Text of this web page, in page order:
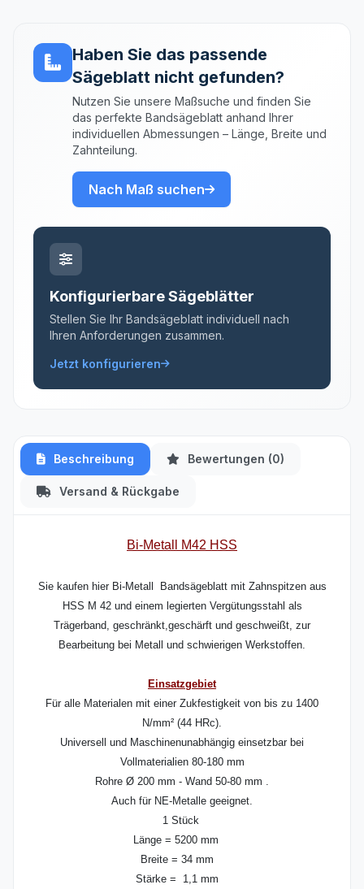
Haben Sie das passende
Sägeblatt nicht gefunden?
Nutzen Sie unsere Maßsuche und finden Sie
das perfekte Bandsägeblatt anhand Ihrer
individuellen Abmessungen – Länge, Breite und
Zahnteilung.
Nach Maß suchen
Konfigurierbare Sägeblätter
Stellen Sie Ihr Bandsägeblatt individuell nach
Ihren Anforderungen zusammen.
Jetzt konfigurieren
Beschreibung Bewertungen (0)
Versand & Rückgabe
Bi-Metall M42 HSS
Sie kaufen hier Bi-Metall Bandsägeblatt mit Zahnspitzen aus
HSS M 42 und einem legierten Vergütungsstahl als
Trägerband, geschränkt,geschärft und geschweißt, zur
Bearbeitung bei Metall und schwierigen Werkstoffen.
Einsatzgebiet
Für alle Materialen mit einer Zukfestigkeit von bis zu 1400
N/mm² (44 HRc).
Universell und Maschinenunabhängig einsetzbar bei
Vollmaterialien 80-180 mm
Rohre Ø 200 mm - Wand 50-80 mm .
Auch für NE-Metalle geeignet.
1 Stück
Länge = 5200 mm
Breite = 34 mm
Stärke = 1,1 mm